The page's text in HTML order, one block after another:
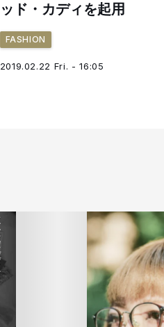
ッド・カディを起用
FASHION
2019.02.22 Fri. - 16:05